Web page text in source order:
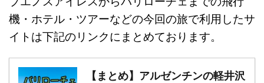
機・ホテル・ツアーなどの今回の旅で利用したサ
イトは下記のリンクにまとめております。
【まとめ】アルゼンチンの軽井沢